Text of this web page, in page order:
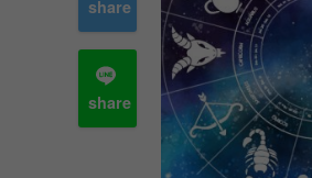
share
share